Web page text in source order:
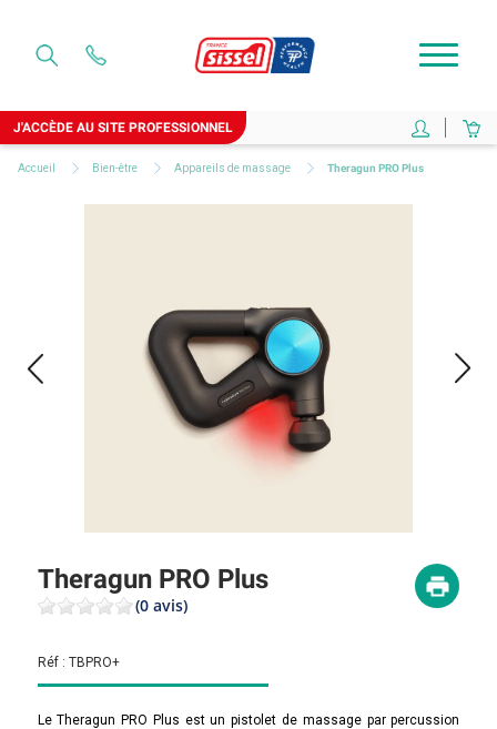
J'ACCÈDE AU SITE PROFESSIONNEL
Accueil Bien-être Appareils de massage Theragun PRO Plus
Theragun PRO Plus
(0 avis)
Réf : TBPRO+
Le Theragun PRO Plus est un pistolet de massage par percussion